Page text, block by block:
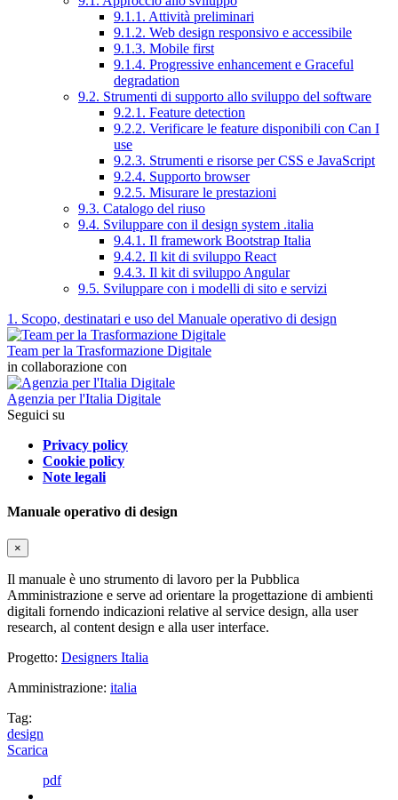
9.1.1. Attività preliminari
9.1.2. Web design responsivo e accessibile
9.1.3. Mobile first
9.1.4. Progressive enhancement e Graceful
degradation
9.2. Strumenti di supporto allo sviluppo del software
9.2.1. Feature detection
9.2.2. Verificare le feature disponibili con Can I
use
9.2.3. Strumenti e risorse per CSS e JavaScript
9.2.4. Supporto browser
9.2.5. Misurare le prestazioni
9.3. Catalogo del riuso
9.4. Sviluppare con il design system .italia
9.4.1. Il framework Bootstrap Italia
9.4.2. Il kit di sviluppo React
9.4.3. Il kit di sviluppo Angular
9.5. Sviluppare con i modelli di sito e servizi
1. Scopo, destinatari e uso del Manuale operativo di design
Team per la Trasformazione Digitale
in collaborazione con
Agenzia per l'Italia Digitale
Seguici su
Privacy policy
Cookie policy
Note legali
Manuale operativo di design
×
Il manuale è uno strumento di lavoro per la Pubblica
Amministrazione e serve ad orientare la progettazione di ambienti
digitali fornendo indicazioni relative al service design, alla user
research, al content design e alla user interface.
Progetto: Designers Italia
Amministrazione: italia
Tag:
design
Scarica
pdf